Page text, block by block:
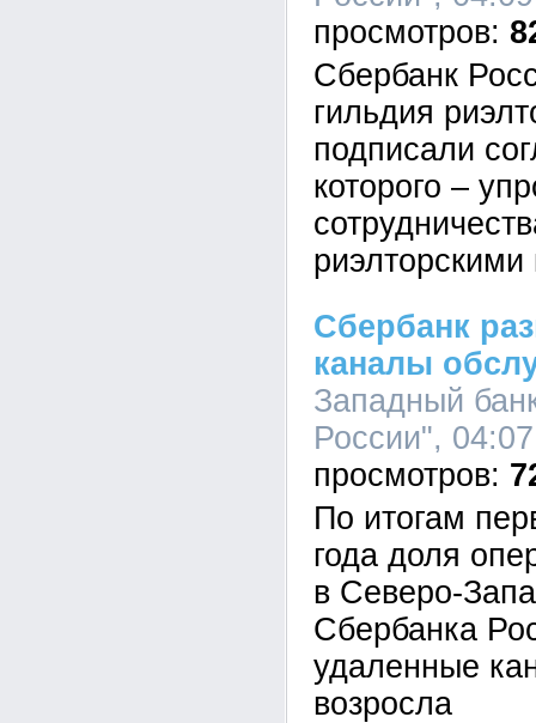
Сбербанк
гильдия
подписали
которого –
Сбербанк
каналы
Западный
России",
По итогам
года доля
в Северо-
Сбербанка
удаленные
возросла